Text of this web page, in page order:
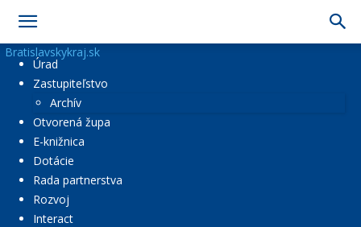
Bratislavskykraj.sk
Úrad
Zastupiteľstvo
Archív
Otvorená župa
E-knižnica
Dotácie
Rada partnerstva
Rozvoj
Interact